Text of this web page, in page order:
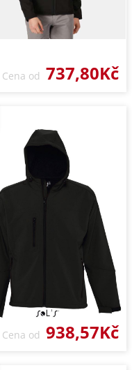
Cena od 737,80Kč
Cena od 938,57Kč